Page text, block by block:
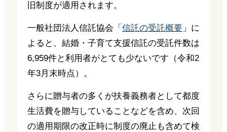
旧制度が適用されます。
一般社団法人信託協会「 信託の受託概要」に
よると、結婚・子育て支援信託の受託件数は
6,959件と利用者がとても少ないです（令和2
年3月末時点）。
さらに贈与者の多くが扶養義務者として都度
生活費を贈与していることなどを含め、次回
の適用期限の改正時に制度の廃止も含めて検